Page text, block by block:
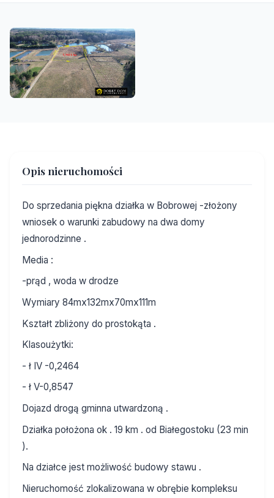
Opis nieruchomości
Do sprzedania piękna działka w Bobrowej -złożony
wniosek o warunki zabudowy na dwa domy
jednorodzinne .
Media :
-prąd , woda w drodze
Wymiary 84mx132mx70mx111m
Kształt zbliżony do prostokąta .
Klasoużytki:
- ł IV -0,2464
- ł V-0,8547
Dojazd drogą gminna utwardzoną .
Działka położona ok . 19 km . od Białegostoku (23 min
).
Na działce jest możliwość budowy stawu .
Nieruchomość zlokalizowana w obrębie kompleksu